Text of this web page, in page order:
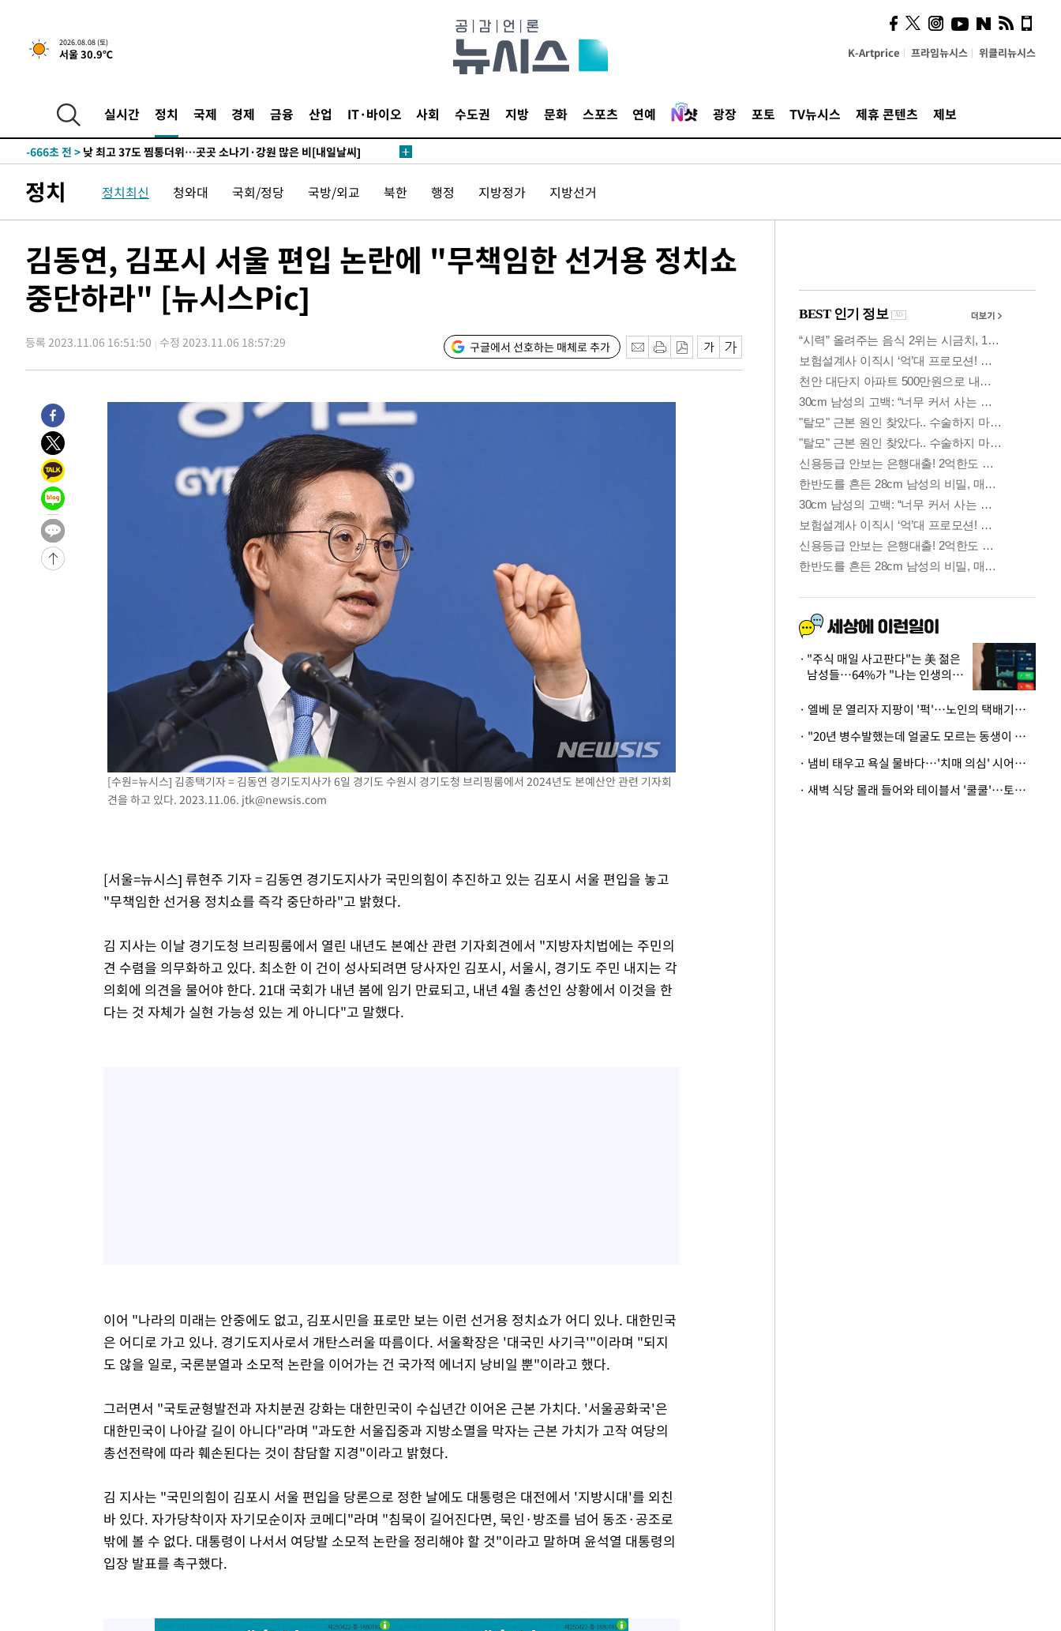
2026.08.08 (토)
서울 30.9℃ K-Artprice 프라임뉴시스 위클리뉴시스
실시간 정치 국제 경제 금융 산업 IT·바이오 사회 수도권 지방 문화 스포츠 연예 광장 포토 TV뉴시스 제휴 콘텐츠 제보
↓-12115초 전 >[속보]이 대통령 "부동산 공급 기존 사고방식 매달리지 말고 과감히
실천"
-11200초 전 >이란, "오만과 '중앙 단일 루트' 합의…북쪽 인바운드·남쪽 아웃바
-2732초 전 >
[속보]이 대통령, '호우피해' 안동·의성 관할 4개 면 특별재난지역 선
-2695초 전 >
갈 수도
-666초 전 > 낮 최고 37도 찜통더위…곳곳 소나기·강원 많은 비[내일날씨]
1시간 전 >
여자배구 이재영·이다영 자매, 아제르바이잔 투란VC 입단
1시간 전 >외국인 심판 성 접대 7경기 들여다보니…한국 축구 '5승 2무'
1시간 전 >[속보]코스피, 6200선 약보합…0.60% 내린 6258.77에 마쳐
1시간 전 >[속보]원·달러 환율, 7.7원 내린 1416.1원 마감
1시간 전 >[속보] 노원서 40.1도 관측…서울, 2018년 이후 첫 40도
2시간 전 >외신들도 주목한 韓축구 파문…"국민적 공분에 수사 재개"
2시간 전 >11시간 압수수색에 성접대 파문까지…'쑥대밭' 된 축구협회
후임
-19685초 전 >
이강인, 폭염 속 AT마드리드 첫 훈련…80명 식사 대접까지(종합)
-16824초 전 >
미 사업체 일자리, 7월에 2.3만개 순감하고 그 전 2개월 10.3만개
하향수정 (2보)
-16272초 전 >
[속보] 미 사업체, 일자리 7월에 2.3만 개 줄어…실업률은 4.1%로
-12135초 전 >
[속보]이 대통령 "부동산 공급 기존 사고방식 매달리지 말고 과감히
실천"
-11220초 전 >
이란, "오만과 '중앙 단일 루트' 합의…북쪽 인바운드·남쪽 아웃바
운드는 임시"
-2788초 전 >
"낮 기온 소폭 하락"…수도권 폭염중대경보, 폭염경보로 하향
-2752초 전 >
[속보]이 대통령, '호우피해' 안동·의성 관할 4개 면 특별재난지역 선
-2715초 전 >
[단독]중수청 지원 검사들, 정원 초과 시 낮은 계급 임용…희망지 못
낮 최고 37도 찜통더위…곳곳 소나기·강원 많은 비[내일날씨]
SK하이닉스, 용인·청주 팹에 54조 투자…"AI 메모리 수요 선제 대응"
여자배구 이재영·이다영 자매, 아제르바이잔 투란VC 입단
외국인 심판 성 접대 7경기 들여다보니…한국 축구 '5승 2무'
[속보]코스닥, 2.86포인트(0.36%) 내린 798.81마감
[속보]코스피, 6200선 약보합…0.60% 내린 6258.77에 마쳐
[속보]원·달러 환율, 7.7원 내린 1416.1원 마감
[속보] 노원서 40.1도 관측…서울, 2018년 이후 첫 40도
[속보]종합특검, '계엄 수용공간 확보' 신용해 前교정본부장 기소
외신들도 주목한 韓축구 파문…"국민적 공분에 수사 재개"
정치 정치최신 청와대 국회/정당 국방/외교 북한 행정 지방정가 지방선거
김동연, 김포시 서울 편입 논란에 "무책임한 선거용 정치쇼
중단하라" [뉴시스Pic]
등록 2023.11.06 16:51:50 수정 2023.11.06 18:57:29 구글에서 선호하는 매체로 추가
[수원=뉴시스] 김종택기자 = 김동연 경기도지사가 6일 경기도 수원시 경기도청 브리핑룸에서 2024년도 본예산안 관련 기자회
견을 하고 있다. 2023.11.06. jtk@newsis.com
[서울=뉴시스] 류현주 기자 = 김동연 경기도지사가 국민의힘이 추진하고 있는 김포시 서울 편입을 놓고
"무책임한 선거용 정치쇼를 즉각 중단하라"고 밝혔다.
김 지사는 이날 경기도청 브리핑룸에서 열린 내년도 본예산 관련 기자회견에서 "지방자치법에는 주민의
견 수렴을 의무화하고 있다. 최소한 이 건이 성사되려면 당사자인 김포시, 서울시, 경기도 주민 내지는 각
의회에 의견을 물어야 한다. 21대 국회가 내년 봄에 임기 만료되고, 내년 4월 총선인 상황에서 이것을 한
다는 것 자체가 실현 가능성 있는 게 아니다"고 말했다.
이어 "나라의 미래는 안중에도 없고, 김포시민을 표로만 보는 이런 선거용 정치쇼가 어디 있나. 대한민국
은 어디로 가고 있나. 경기도지사로서 개탄스러울 따름이다. 서울확장은 '대국민 사기극'"이라며 "되지
도 않을 일로, 국론분열과 소모적 논란을 이어가는 건 국가적 에너지 낭비일 뿐"이라고 했다.
그러면서 "국토균형발전과 자치분권 강화는 대한민국이 수십년간 이어온 근본 가치다. '서울공화국'은
대한민국이 나아갈 길이 아니다"라며 "과도한 서울집중과 지방소멸을 막자는 근본 가치가 고작 여당의
총선전략에 따라 훼손된다는 것이 참담할 지경"이라고 밝혔다.
김 지사는 "국민의힘이 김포시 서울 편입을 당론으로 정한 날에도 대통령은 대전에서 '지방시대'를 외친
바 있다. 자가당착이자 자기모순이자 코메디"라며 "침묵이 길어진다면, 묵인·방조를 넘어 동조·공조로
밖에 볼 수 없다. 대통령이 나서서 여당발 소모적 논란을 정리해야 할 것"이라고 말하며 윤석열 대통령의
입장 발표를 촉구했다.
시, 스마트폰 액세서리에
NFC 더했다
"주식 매일 사고판다"는 美 젊은
남성들…64%가 "나는 인생의
· 엘베 문 열리자 지팡이 '퍽'…노인의 택배기사 폭행 이유
· "20년 병수발했는데 얼굴도 모르는 동생이 유산 절반을"…배다른 형제 상속권 있을까
· 냄비 태우고 욕실 물바다…'치매 의심' 시어머니 검사 권유했다가 '날벼락'
· 새벽 식당 몰래 들어와 테이블서 '쿨쿨'…토사물 남기고 사라진 남성